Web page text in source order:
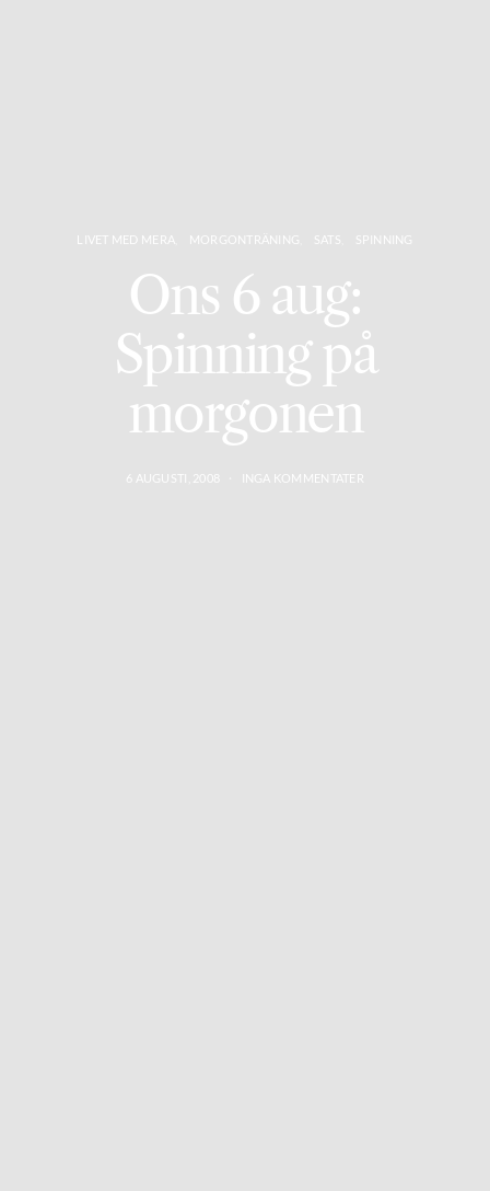
LIVET MED MERA MORGONTRÄNING SATS SPINNING
Ons 6 aug:
Spinning på
morgonen
6 AUGUSTI, 2008 INGA KOMMENTATER